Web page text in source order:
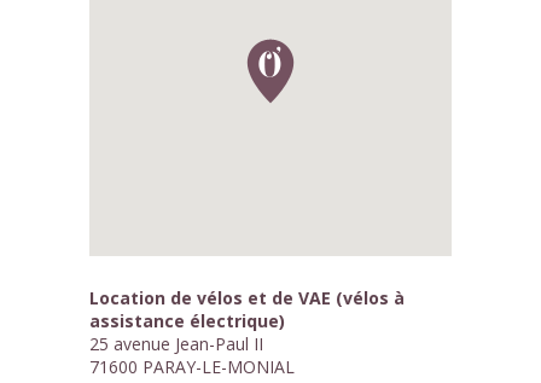
Location de vélos et de VAE (vélos à
assistance électrique)
25 avenue Jean-Paul II
71600 PARAY-LE-MONIAL